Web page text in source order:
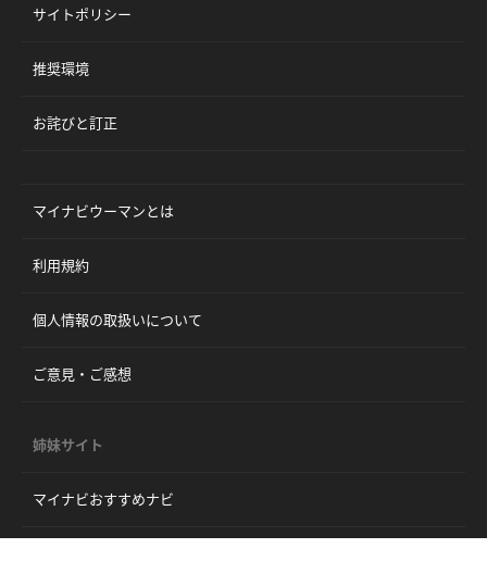
サイトポリシー
推奨環境
お詫びと訂正
マイナビウーマンとは
利用規約
個人情報の取扱いについて
ご意見・ご感想
姉妹サイト
マイナビおすすめナビ